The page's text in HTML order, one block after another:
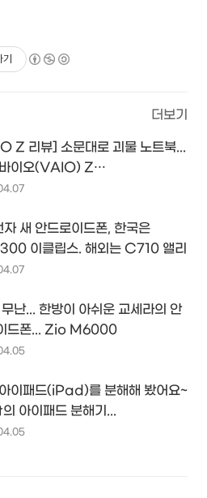
기
더보기
Z 리뷰] 소문대로 괴물 노트북...
이오(VAIO) Z
X
새 안드로이드폰, 한국은
이클립스. 해외는 C710 앨리
난... 한방이 아쉬운 교세라의 안
드폰... Zio M6000
이패드(iPad)를 분해해 봤어요~
아이패드 분해기...